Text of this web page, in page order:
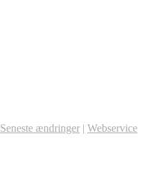
Seneste ændringer | Webservice